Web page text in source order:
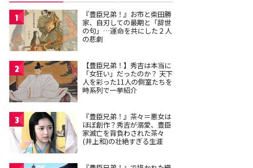
1
『豊臣兄弟！』お市と柴田勝
家、自刃しての最期と「辞世
の句」…運命を共にした２人
の悲劇
2
【豊臣兄弟！】秀吉は本当に
「女狂い」だったのか？ 天下
人を彩った11人の側室たちを
時系列で一挙紹介
3
『豊臣兄弟！』茶々＝悪女は
ほぼ創作？秀吉が溺愛、豊臣
家滅亡を背負わされた茶々
(井上和)の壮絶すぎる生涯